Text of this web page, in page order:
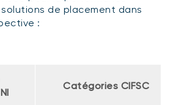
sur les conflits
de placement dans
:
Catégories CIFSC